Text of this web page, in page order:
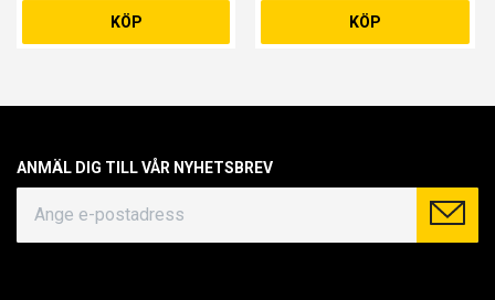
KÖP KÖP
ANMÄL DIG TILL VÅR NYHETSBREV